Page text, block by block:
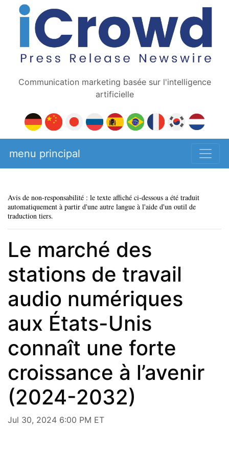
Communication marketing basée sur l'intelligence
artificielle
menu principal
Avis de non-responsabilité : le texte affiché ci-dessous a été traduit
automatiquement à partir d'une autre langue à l'aide d'un outil de
traduction tiers.
Le marché des
stations de travail
audio numériques
aux États-Unis
connaît une forte
croissance à l’avenir
(2024-2032)
Jul 30, 2024 6:00 PM ET